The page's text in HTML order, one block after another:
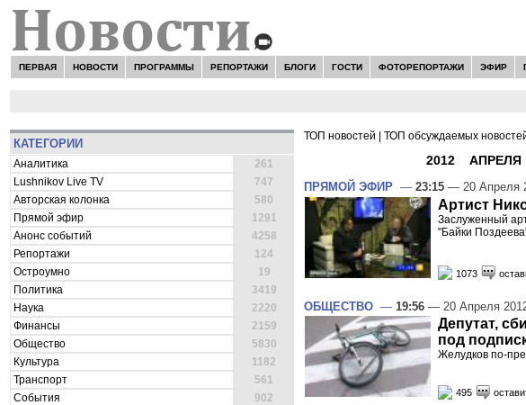
ПЕРВАЯ НОВОСТИ ПРОГРАММЫ РЕПОРТАЖИ БЛОГИ ГОСТИ ФОТОРЕПОРТАЖИ ЭФИР
КАТЕГОРИИ
Аналитика
261
Lushnikov Live TV
747
Авторская колонка
580
Прямой эфир
1291
Анонс событий
4258
Репортажи
124
Остроумно
19
Политика
3419
Наука
2220
Финансы
2159
Общество
5830
Культура
1182
Транспорт
561
События
902
ТОП новостей ТОП обсуждаемых
2012 АПРЕЛЯ
ПРЯМОЙ ЭФИР — 23:15 — 20 Апреля
Артист
Заслуженный
"Байки
1073
ОБЩЕСТВО — 19:56 — 20 Апреля
Депутат,
под
Желудков по-
495